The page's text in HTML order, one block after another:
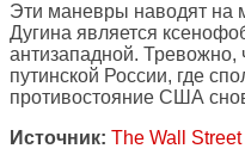
Эти маневры наводят на
Дугина является
антизападной. Тревожно,
путинской России, где
противостояние США
Источник: The Wall Street